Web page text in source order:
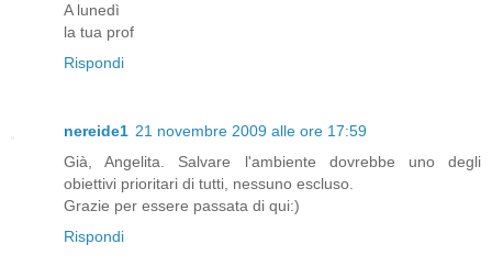
A lunedì
la tua prof
Rispondi
nereide1 21 novembre 2009 alle ore 17:59
Già, Angelita. Salvare l'ambiente dovrebbe uno degli
obiettivi prioritari di tutti, nessuno escluso.
Grazie per essere passata di qui:)
Rispondi